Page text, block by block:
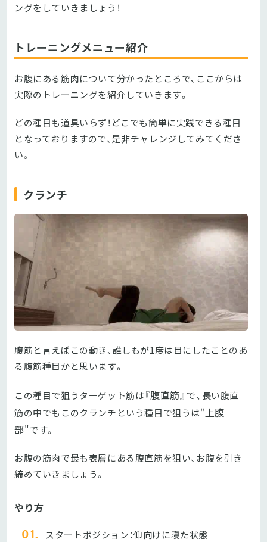
ングをしていきましょう！
トレーニングメニュー紹介
お腹にある筋肉について分かったところで、ここからは
実際のトレーニングを紹介していきます。
どの種目も道具いらず！どこでも簡単に実践できる種目
となっておりますので、是非チャレンジしてみてくださ
い。
クランチ
腹筋と言えばこの動き、誰しもが1度は目にしたことのあ
る腹筋種目かと思います。
この種目で狙うターゲット筋は『腹直筋』で、 長い腹直
筋の中でもこのクランチという種目で狙うは" 上腹
部"です。
お腹の筋肉で最も表層にある腹直筋を狙い、お腹を引き
締めていきましょう。
やり方
スタートポジション：仰向けに寝た状態